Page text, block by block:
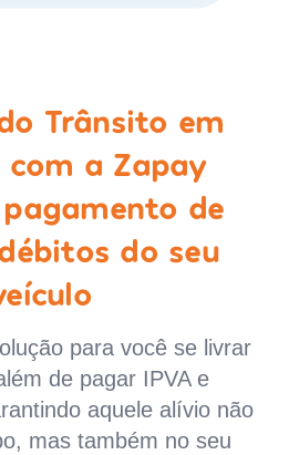
Trânsito em
com a Zapay
de
do seu
para você se livrar
de pagar IPVA e
aquele alívio não
mas também no seu